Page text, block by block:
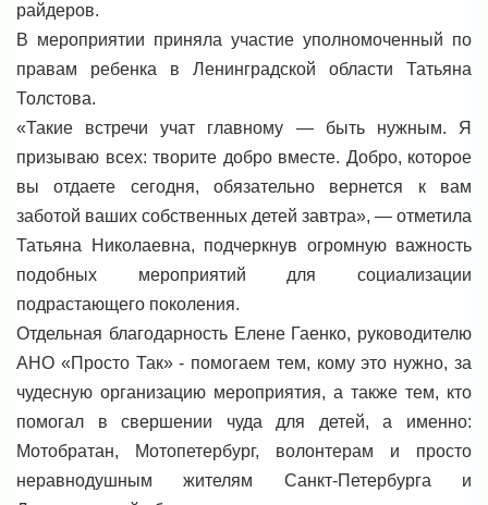
райдеров.
В мероприятии приняла участие уполномоченный по
правам ребенка в Ленинградской области Татьяна
Толстова.
«Такие встречи учат главному — быть нужным. Я
призываю всех: творите добро вместе. Добро, которое
вы отдаете сегодня, обязательно вернется к вам
заботой ваших собственных детей завтра», — отметила
Татьяна Николаевна, подчеркнув огромную важность
подобных мероприятий для социализации
подрастающего поколения.
Отдельная благодарность Елене Гаенко, руководителю
АНО «Просто Так» - помогаем тем, кому это нужно, за
чудесную организацию мероприятия, а также тем, кто
помогал в свершении чуда для детей, а именно:
Мотобратан, Мотопетербург, волонтерам и просто
неравнодушным жителям Санкт-Петербурга и